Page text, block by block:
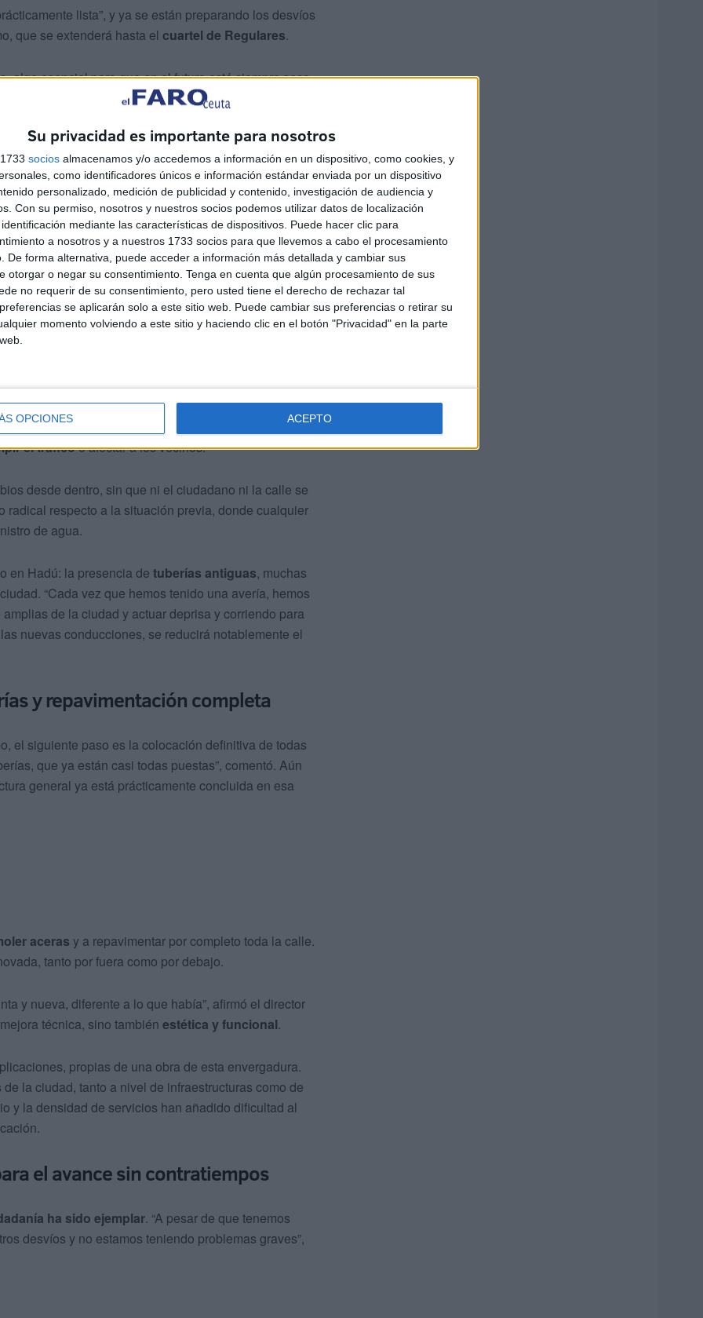
Su privacidad es importante para nosotros
socios almacenamos y/o accedemos a información en un dispositivo, como cookies, y
como identificadores únicos e información estándar enviada por un dispositivo
personalizado, medición de publicidad y contenido, investigación de audiencia y
Con su permiso, nosotros y nuestros socios podemos utilizar datos de localización
mediante las características de dispositivos. Puede hacer clic para
a nosotros y a nuestros 1733 socios para que llevemos a cabo el procesamiento
De forma alternativa, puede acceder a información más detallada y cambiar sus
otorgar o negar su consentimiento. Tenga en cuenta que algún procesamiento de sus
no requerir de su consentimiento, pero usted tiene el derecho de rechazar tal
se aplicarán solo a este sitio web. Puede cambiar sus preferencias o retirar su
momento volviendo a este sitio y haciendo clic en el botón "Privacidad" en la parte
OPCIONES ACEPTO
lista”, y ya se están preparando los desvíos
que se extenderá hasta el cuartel de Regulares.
, algo esencial para que en el futuro esté siempre seco,
sin traba alguna si hubiera cualquier tipo de
una calle más eficiente y duradera
instalación de estoscajones estructurales, que
será decisiva para el futuro de la calle.
todas las tuberías principales: abastecimiento,
detalló el gerente de Acemsa.
o sustitución de servicios podrá hacerse sin
el tráficoo afectar a los vecinos.
desde dentro, sin que ni el ciudadano ni la calle se
radical respecto a la situación previa, donde cualquier
de agua.
en Hadú: la presencia de tuberías antiguas, muchas
“Cada vez que hemos tenido una avería, hemos
de la ciudad y actuar deprisa y corriendo para
nuevas conducciones, se reducirá notablemente el
y repavimentación completa
el siguiente paso es la colocación definitiva de todas
que ya están casi todas puestas”, comentó. Aún
general ya está prácticamente concluida en esa
aceras y a repavimentar por completo toda la calle.
tanto por fuera como por debajo.
y nueva, diferente a lo que había”, afirmó el director
técnica, sino también estética y funcional.
propias de una obra de esta envergadura.
de la ciudad, tanto a nivel de infraestructuras como de
y la densidad de servicios han añadido dificultad al
el avance sin contratiempos
ha sido ejemplar. “A pesar de que tenemos
desvíos y no estamos teniendo problemas graves”,